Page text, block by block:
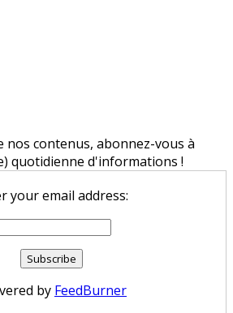
nos contenus, abonnez-vous à
quotidienne d'informations !
your email address:
by FeedBurner